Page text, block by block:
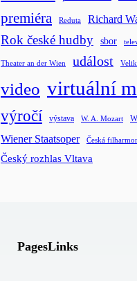
premiéra Reduta Richard
Rok české hudby sbor
Theater an der Wien událost
video virtuální
výročí výstava W. A. Mozart
Wiener Staatsoper Česká
Český rozhlas Vltava
PagesLinks